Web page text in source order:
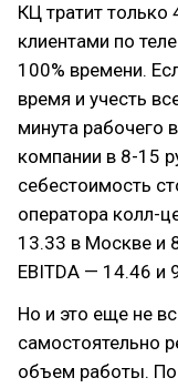
КЦ тратит
клиентами по
100% времени.
время и учесть
минута рабочего
компании в 8-15
себестоимость
оператора колл-
13.33 в Москве и
EBITDA — 14.46 и
Но и это еще не
самостоятельно
объем работы.